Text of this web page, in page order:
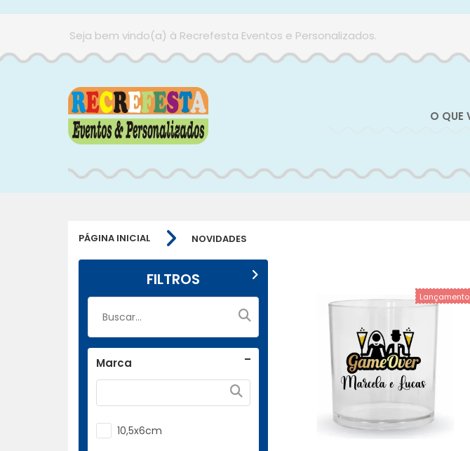
Seja bem vindo(a) à Recrefesta Eventos e Personalizados.
PÁGINA INICIAL NOVIDADES
FILTROS
Marca
10,5x6cm
Lançamento